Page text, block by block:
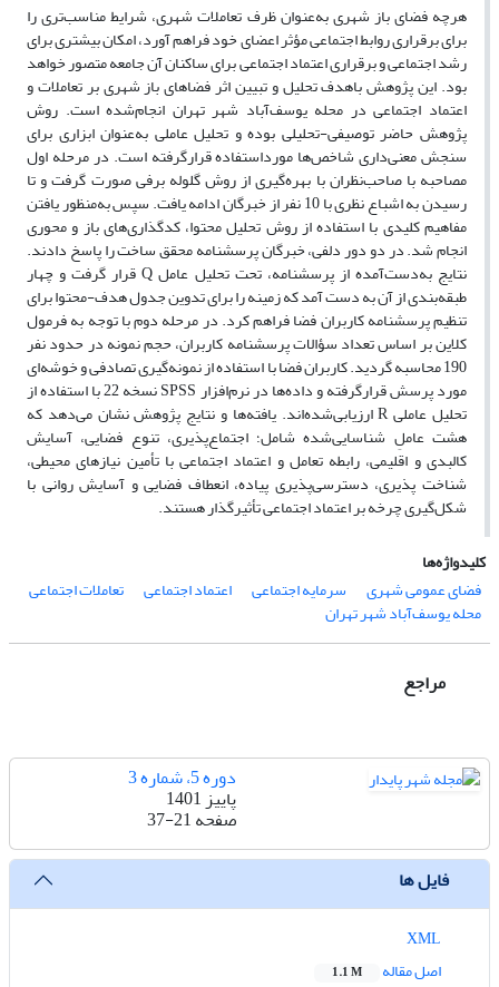
هرچه فضای باز شهری به‌عنوان ظرف تعاملات شهری، شرایط مناسب‌تری را
برای برقراری روابط اجتماعی مؤثر اعضای خود فراهم آورد، امکان بیشتری برای
رشد اجتماعی و برقراری اعتماد اجتماعی برای ساکنان آن جامعه متصور خواهد
بود. این پژوهش باهدف تحلیل و تبیین اثر فضاهای باز شهری بر تعاملات و
اعتماد اجتماعی در محله یوسف‌آباد شهر تهران انجام‌شده است. روش
پژوهش حاضر توصیفی-تحلیلی بوده و تحلیل عاملی به‌عنوان ابزاری برای
سنجش معنی‌داری شاخص‌ها مورداستفاده قرارگرفته است. در مرحله اول
مصاحبه با صاحب‌نظران با بهره‌گیری از روش گلوله برفی صورت گرفت و تا
رسیدن به اشباع نظری با 10 نفر از خبرگان ادامه یافت. سپس به‌منظور یافتن
مفاهیم کلیدی با استفاده از روش تحلیل محتوا، کدگذاری‌های باز و محوری
انجام شد. در دو دور دلفی، خبرگان پرسشنامه محقق ساخت را پاسخ دادند.
نتایج به‌دست‌آمده از پرسشنامه، تحت تحلیل عامل Q قرار گرفت و چهار
طبقه‌بندی از آن به دست آمد که زمینه را برای تدوین جدول هدف-محتوا برای
تنظیم پرسشنامه کاربران فضا فراهم کرد. در مرحله دوم با توجه به فرمول
کلاین بر اساس تعداد سؤالات پرسشنامه کاربران، حجم نمونه در حدود نفر
190 محاسبه گردید. کاربران فضا با استفاده از نمونه‌گیری تصادفی و خوشه‌ای
مورد پرسش قرارگرفته و داده‌ها در نرم‌افزار SPSS نسخه 22 با استفاده از
تحلیل عاملی R ارزیابی‌شده‌اند. یافته‌ها و نتایج پژوهش نشان می‌دهد که
هشت عاملِ شناسایی‌شده شامل؛ اجتماع‌پذیری، تنوع فضایی، آسایش
کالبدی و اقلیمی، رابطه تعامل و اعتماد اجتماعی با تأمین نیازهای محیطی،
شناخت پذیری، دسترسی‌پذیری پیاده، انعطاف فضایی و آسایش روانی با
شکل‌گیری چرخه بر اعتماد اجتماعی تأثیرگذار هستند.
کلیدواژه‌ها
فضای عمومی شهری
سرمایه اجتماعی اعتماد اجتماعی تعاملات اجتماعی
محله یوسف‌آباد شهر تهران
مراجع
دوره 5، شماره 3
پاییز 1401
صفحه37-21
فایل ها
اصل مقاله
1.1 M